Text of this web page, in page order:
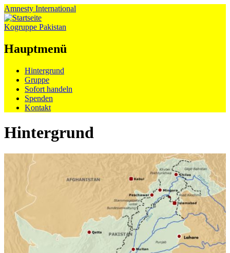
Amnesty International
Kogruppe Pakistan
Hauptmenü
Zum
Inhalt
springen
Hintergrund
Gruppe
Sofort handeln
Spenden
Kontakt
Hintergrund